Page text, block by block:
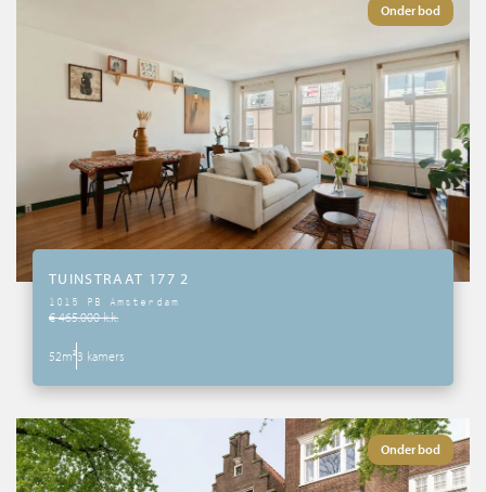
Onder bod
TUINSTRAAT 177 2
1015 PB Amsterdam
€ 465.000 k.k.
52m²3 kamers
Onder bod